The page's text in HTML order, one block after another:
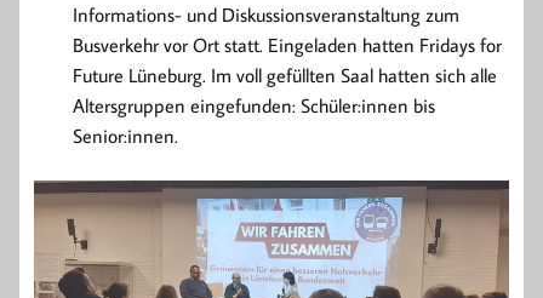
Informations- und Diskussionsveranstaltung zum
Busverkehr vor Ort statt. Eingeladen hatten Fridays for
Future Lüneburg. Im voll gefüllten Saal hatten sich alle
Altersgruppen eingefunden: Schüler:innen bis
Senior:innen.